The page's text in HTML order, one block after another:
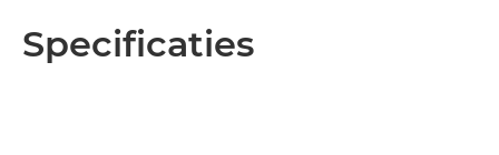
Specificaties